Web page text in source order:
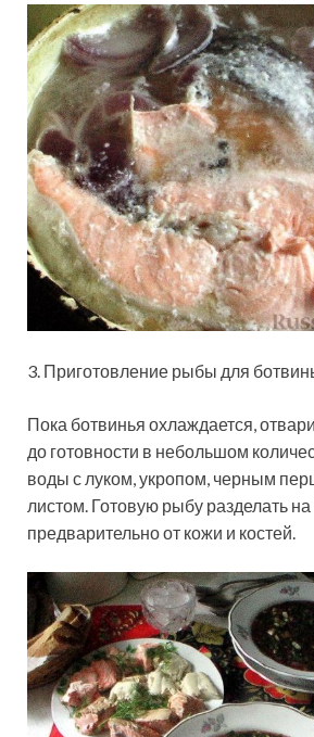
3. Приготовление рыбы для
Пока ботвинья охлаждается,
до готовности в небольшом
воды с луком, укропом, черным
листом. Готовую рыбу разделать на
предварительно от кожи и костей.